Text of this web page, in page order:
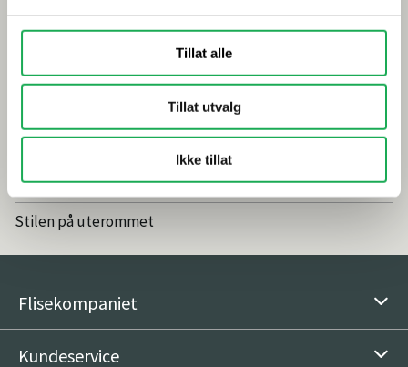
Tillat alle
Tillat utvalg
Ikke tillat
Inspirasjon
Baderomstrender 2025
Drømmeatrium med flisheller
Vedlikeholdsfritt og naturlig med fliser
Stilen på uterommet
Flisekompaniet
Kundeservice